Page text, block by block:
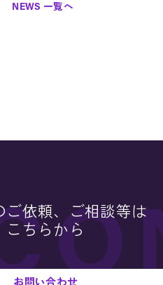
NEWS 一覧へ
ご依頼、ご相談等は
こちらから